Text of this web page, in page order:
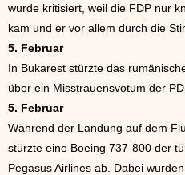
wurde kritisiert, weil die FDP nur
kam und er vor allem durch die
5. Februar
In Bukarest stürzte das
über ein Misstrauensvotum der
5. Februar
Während der Landung auf dem
stürzte eine Boeing 737-800 der
Pegasus Airlines ab. Dabei